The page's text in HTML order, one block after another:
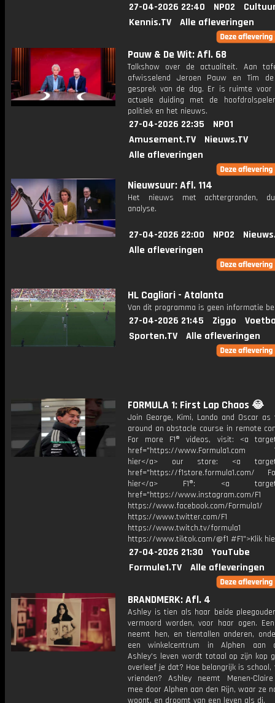
27-04-2026 22:40 NPO2
Kennis.TV
Alle afleveringen
Pauw & De Wit: Afl. 68
Talkshow over de actualiteit. Aan
afwisselend Jeroen Pauw en Tim
gesprek van de dag. Er is ruimte
actuele duiding met de
politiek en het nieuws.
27-04-2026 22:35
NPO1
Amusement.TV
Nieuws.TV
Alle afleveringen
Nieuwsuur: Afl. 114
Het nieuws met achtergronden,
analyse.
27-04-2026 22:00 NPO2
Alle afleveringen
HL Cagliari - Atalanta
Van dit programma is geen informatie
27-04-2026 21:45 Ziggo
Sporten.TV
Alle afleveringen
FORMULA 1: First Lap Chaos 😂
Join George, Kimi, Lando and Oscar as
around an obstacle course in remote
For more F1® videos, visit: <a
href="https://www.Formula1.com
hier</a> our store: <a
href="https://f1store.formula1.com/
hier</a> F1®: <a
href="https://www.instagram.com/F1
https://www.facebook.com/Formula1/
https://www.twitter.com/F1
https://www.twitch.tv/formula1
https://www.tiktok.com/@f1 #F1">Klik
27-04-2026 21:30
YouTube
Formule1.TV
Alle afleveringen
BRANDMERK: Afl. 4
Ashley is tien als haar beide
vermoord worden, voor haar ogen.
neemt hen, en tientallen anderen,
een winkelcentrum in Alphen aan
Ashley's leven wordt totaal op zijn kop
overleef je dat? Hoe belangrijk is school,
vrienden? Ashley neemt Menen-
mee door Alphen aan den Rijn, waar ze
woont, en droomt van een leven als dj.